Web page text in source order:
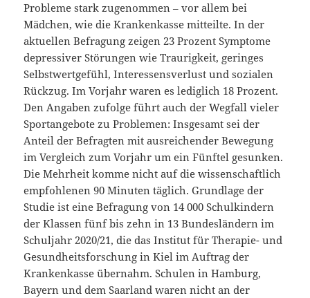
Probleme stark zugenommen – vor allem bei
Mädchen, wie die Krankenkasse mitteilte. In der
aktuellen Befragung zeigen 23 Prozent Symptome
depressiver Störungen wie Traurigkeit, geringes
Selbstwertgefühl, Interessensverlust und sozialen
Rückzug. Im Vorjahr waren es lediglich 18 Prozent.
Den Angaben zufolge führt auch der Wegfall vieler
Sportangebote zu Problemen: Insgesamt sei der
Anteil der Befragten mit ausreichender Bewegung
im Vergleich zum Vorjahr um ein Fünftel gesunken.
Die Mehrheit komme nicht auf die wissenschaftlich
empfohlenen 90 Minuten täglich. Grundlage der
Studie ist eine Befragung von 14 000 Schulkindern
der Klassen fünf bis zehn in 13 Bundesländern im
Schuljahr 2020/21, die das Institut für Therapie- und
Gesundheitsforschung in Kiel im Auftrag der
Krankenkasse übernahm. Schulen in Hamburg,
Bayern und dem Saarland waren nicht an der